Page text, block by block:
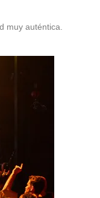
muy auténtica.